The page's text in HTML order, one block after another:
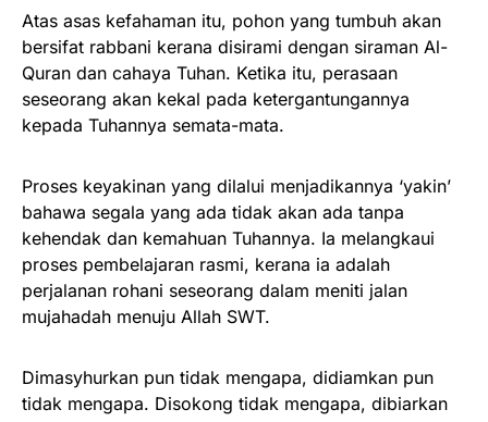
Atas asas kefahaman itu, pohon yang tumbuh akan
bersifat rabbani kerana disirami dengan siraman Al-
Quran dan cahaya Tuhan. Ketika itu, perasaan
seseorang akan kekal pada ketergantungannya
kepada Tuhannya semata-mata.
Proses keyakinan yang dilalui menjadikannya ‘yakin’
bahawa segala yang ada tidak akan ada tanpa
kehendak dan kemahuan Tuhannya. Ia melangkaui
proses pembelajaran rasmi, kerana ia adalah
perjalanan rohani seseorang dalam meniti jalan
mujahadah menuju Allah SWT.
Dimasyhurkan pun tidak mengapa, didiamkan pun
tidak mengapa. Disokong tidak mengapa, dibiarkan